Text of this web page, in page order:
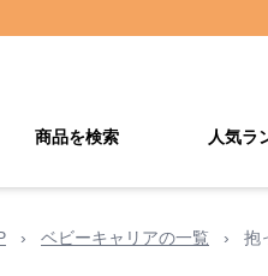
商品を検索 人気ラ
› ベビーキャリアの一覧 › 抱